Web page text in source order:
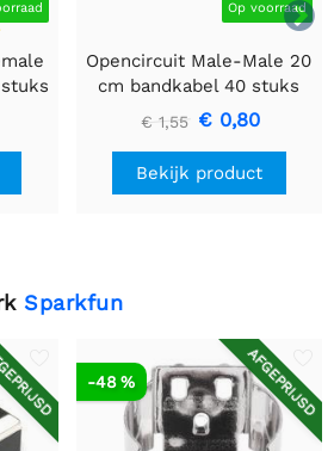

Op voorraad
Opencircuit Male-Male 20
cm bandkabel 40 stuks
€ 1,55 € 0,80
Bekijk product
Sparkfun
AFGEPRIJSD
-48 %